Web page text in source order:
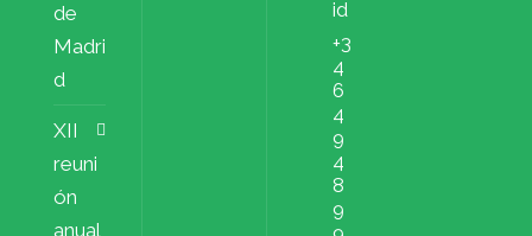
de
Madri
d
XII
reuni
ón
anual
id
+3
4
6
4
9
4
8
9